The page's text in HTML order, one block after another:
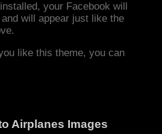
your Facebook will
will appear just like the
like this theme, you can
Airplanes Images